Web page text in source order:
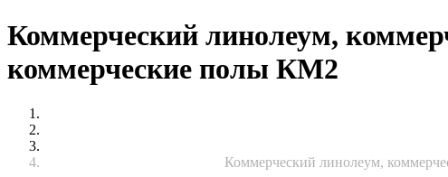
Коммерческий линолеум,
коммерческие полы КМ2
Коммерческий линолеум,